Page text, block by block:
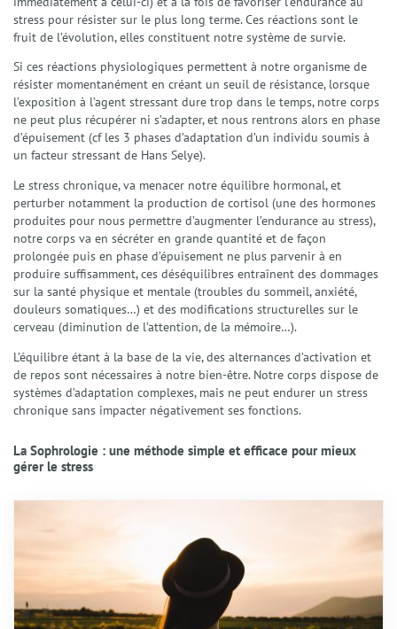
Gestion du stress et anxiété
Émotions et Santé Émotionnelle
Préparation Mentale
Confiance en Soi
Enfants et Adolescents
Techniques
La Sophrologie
La Résolution Émotionnelle (EmRes)
L’Hypnose Ericksonienne
Le Reiki
Services
Séances individuelles Adultes
Séances Enfants et Adolescents
Séances collectives de Sophrologie
Ateliers et Sophro-Balades
Actualités
Tarifs
FAQ
Contact
stress pour résister sur le plus long terme. Ces réactions sont le
fruit de l’évolution, elles constituent notre système de survie.
Si ces réactions physiologiques permettent à notre organisme de
résister momentanément en créant un seuil de résistance, lorsque
l’exposition à l’agent stressant dure trop dans le temps, notre corps
ne peut plus récupérer ni s’adapter, et nous rentrons alors en phase
d’épuisement (cf les 3 phases d’adaptation d’un individu soumis à
un facteur stressant de Hans Selye).
Le stress chronique, va menacer notre équilibre hormonal, et
perturber notamment la production de cortisol (une des hormones
produites pour nous permettre d’augmenter l’endurance au stress),
notre corps va en sécréter en grande quantité et de façon
prolongée puis en phase d’épuisement ne plus parvenir à en
produire suffisamment, ces déséquilibres entraînent des dommages
sur la santé physique et mentale (troubles du sommeil, anxiété,
douleurs somatiques…) et des modifications structurelles sur le
cerveau (diminution de l’attention, de la mémoire…).
L’équilibre étant à la base de la vie, des alternances d’activation et
de repos sont nécessaires à notre bien-être. Notre corps dispose de
systèmes d’adaptation complexes, mais ne peut endurer un stress
chronique sans impacter négativement ses fonctions.
La Sophrologie : une méthode simple et efficace pour mieux
gérer le stress